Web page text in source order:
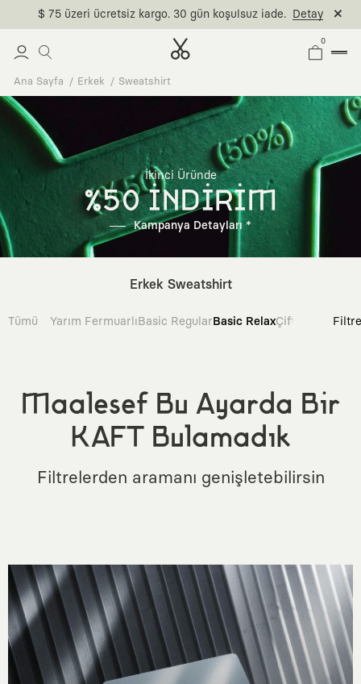
$ 75 üzeri ücretsiz kargo. 30 gün koşulsuz iade. Detay
0
Ana Sayfa Erkek Sweatshirt
İkinci Üründe
%50 İNDİRİM
Kampanya Detayları *
Erkek Sweatshirt
Tümü Yarım FermuarlıBasic RegularBasic RelaxÇift Taraflı Filtre
Maalesef Bu Ayarda Bir
KAFT Bulamadık
Filtrelerden aramanı genişletebilirsin